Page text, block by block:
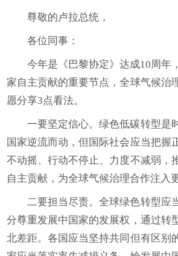
尊敬的卢拉总统，
各位同事：
今年是《巴黎协定》达成10周年
家自主贡献的重要节点，全球气候治
愿分享3点看法。
一要坚定信心。绿色低碳转型是
国家逆流而动，但国际社会应当把握
不动摇、行动不停止、力度不减弱，
自主贡献，为全球气候治理合作注入
二要担当尽责。全球绿色转型应
分尊重发展中国家的发展权，通过转
北差距。各国应当坚持共同但有区别